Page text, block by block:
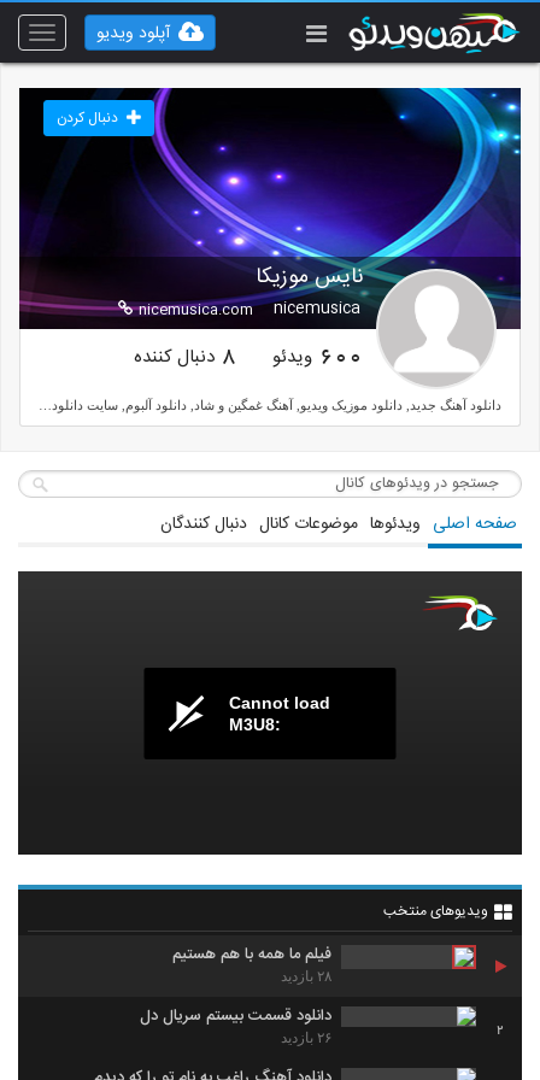
Toggle
آپلود ویدیو
نایس موزیکا
nicemusica
nicemusica.com
دنبال کردن
600 ویدئو 8 دنبال کننده
صفحه اصلی ویدئوها موضوعات کانال دنبال کنندگان
Cannot load
M3U8:
ویدیوهای منتخب
فیلم ما همه با هم هستیم
۲۸ بازدید
2
دانلود قسمت بیستم سریال دل
۲۶ بازدید